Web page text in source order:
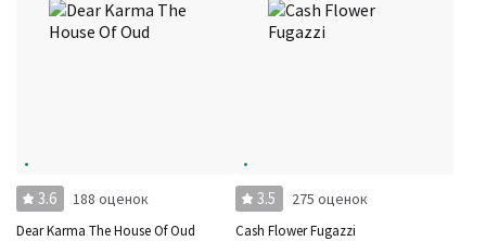
3.6 188 оценок
Dear Karma The House Of Oud
3.5 275 оценок
Cash Flower Fugazzi